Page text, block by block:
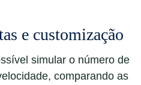
e customização
simular o número de
comparando as